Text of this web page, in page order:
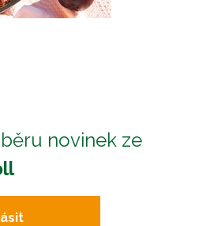
novinek ze